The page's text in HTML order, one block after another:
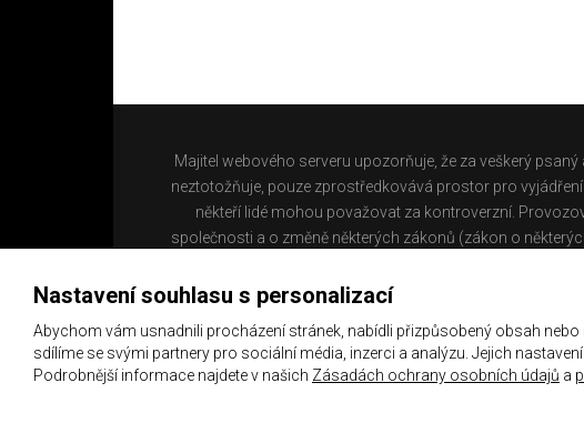
Majitel webového serveru upozorňuje, že za veškerý
neztotožňuje, pouze zprostředkovává prostor pro
někteří lidé mohou považovat za kontroverzní.
společnosti a o změně některých zákonů (zákon o
Nastavení souhlasu s personalizací
Abychom vám usnadnili procházení stránek, nabídli přizpůsobený obsah
sdílíme se svými partnery pro sociální média, inzerci a analýzu. Jejich
Podrobnější informace najdete v našich Zásadách ochrany osobních údajů a